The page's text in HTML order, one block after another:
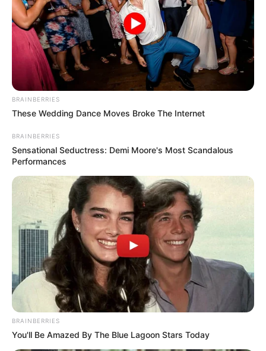
BRAINBERRIES
These Wedding Dance Moves Broke The Internet
BRAINBERRIES
Sensational Seductress: Demi Moore's Most Scandalous
Performances
BRAINBERRIES
You'll Be Amazed By The Blue Lagoon Stars Today